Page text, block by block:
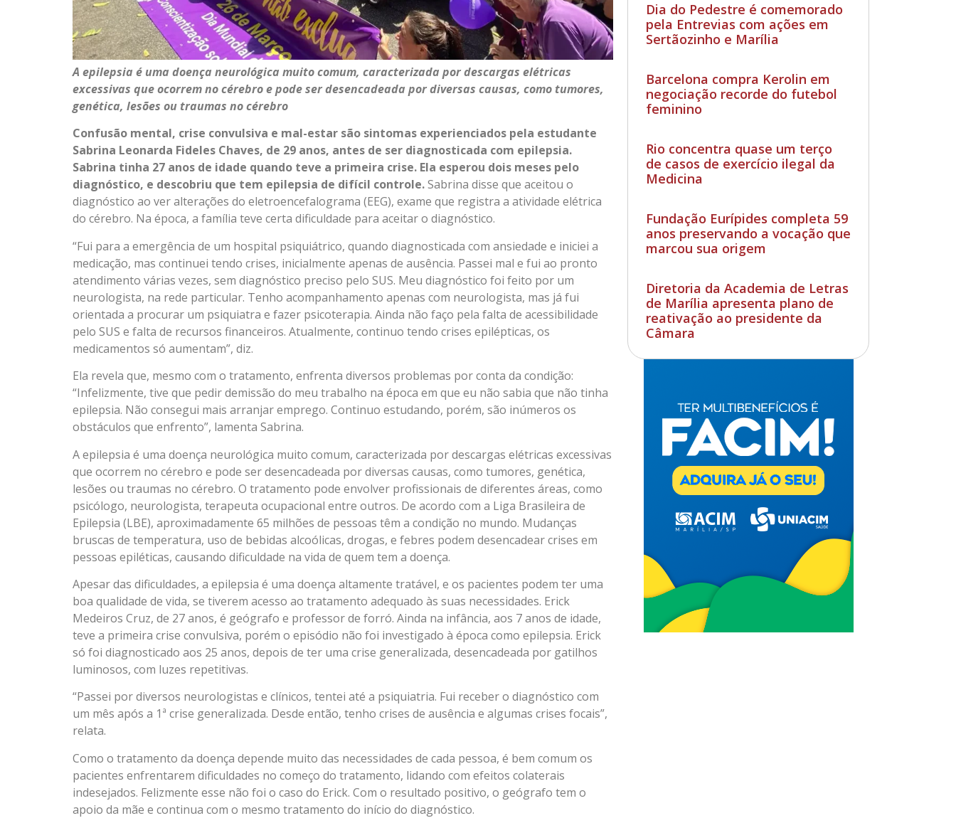
Dia do Pedestre é comemorado
pela Entrevias com ações em
Sertãozinho e Marília
Barcelona compra Kerolin em
negociação recorde do futebol
feminino
Rio concentra quase um terço
de casos de exercício ilegal da
Medicina
Fundação Eurípides completa 59
anos preservando a vocação que
marcou sua origem
Diretoria da Academia de Letras
de Marília apresenta plano de
reativação ao presidente da
Câmara
A epilepsia é uma doença neurológica muito comum, caracterizada por descargas elétricas
excessivas que ocorrem no cérebro e pode ser desencadeada por diversas causas, como tumores,
genética, lesões ou traumas no cérebro
Confusão mental, crise convulsiva e mal-estar são sintomas experienciados pela estudante
Sabrina Leonarda Fideles Chaves, de 29 anos, antes de ser diagnosticada com epilepsia.
Sabrina tinha 27 anos de idade quando teve a primeira crise. Ela esperou dois meses pelo
diagnóstico, e descobriu que tem epilepsia de difícil controle.Sabrina disse que aceitou o
diagnóstico ao ver alterações do eletroencefalograma (EEG), exame que registra a atividade elétrica
do cérebro. Na época, a família teve certa dificuldade para aceitar o diagnóstico.
“Fui para a emergência de um hospital psiquiátrico, quando diagnosticada com ansiedade e iniciei a
medicação, mas continuei tendo crises, inicialmente apenas de ausência. Passei mal e fui ao pronto
atendimento várias vezes, sem diagnóstico preciso pelo SUS. Meu diagnóstico foi feito por um
neurologista, na rede particular. Tenho acompanhamento apenas com neurologista, mas já fui
orientada a procurar um psiquiatra e fazer psicoterapia. Ainda não faço pela falta de acessibilidade
pelo SUS e falta de recursos financeiros. Atualmente, continuo tendo crises epilépticas, os
medicamentos só aumentam”, diz.
Ela revela que, mesmo com o tratamento, enfrenta diversos problemas por conta da condição:
“Infelizmente, tive que pedir demissão do meu trabalho na época em que eu não sabia que não tinha
epilepsia. Não consegui mais arranjar emprego. Continuo estudando, porém, são inúmeros os
obstáculos que enfrento”, lamenta Sabrina.
A epilepsia é uma doença neurológica muito comum, caracterizada por descargas elétricas excessivas
que ocorrem no cérebro e pode ser desencadeada por diversas causas, como tumores, genética,
lesões ou traumas no cérebro. O tratamento pode envolver profissionais de diferentes áreas, como
psicólogo, neurologista, terapeuta ocupacional entre outros. De acordo com a Liga Brasileira de
Epilepsia (LBE), aproximadamente 65 milhões de pessoas têm a condição no mundo. Mudanças
bruscas de temperatura, uso de bebidas alcoólicas, drogas, e febres podem desencadear crises em
pessoas epiléticas, causando dificuldade na vida de quem tem a doença.
Apesar das dificuldades, a epilepsia é uma doença altamente tratável, e os pacientes podem ter uma
boa qualidade de vida, se tiverem acesso ao tratamento adequado às suas necessidades. Erick
Medeiros Cruz, de 27 anos, é geógrafo e professor de forró. Ainda na infância, aos 7 anos de idade,
teve a primeira crise convulsiva, porém o episódio não foi investigado à época como epilepsia. Erick
só foi diagnosticado aos 25 anos, depois de ter uma crise generalizada, desencadeada por gatilhos
luminosos, com luzes repetitivas.
“Passei por diversos neurologistas e clínicos, tentei até a psiquiatria. Fui receber o diagnóstico com
um mês após a 1ª crise generalizada. Desde então, tenho crises de ausência e algumas crises focais”,
relata.
Como o tratamento da doença depende muito das necessidades de cada pessoa, é bem comum os
pacientes enfrentarem dificuldades no começo do tratamento, lidando com efeitos colaterais
indesejados. Felizmente esse não foi o caso do Erick. Com o resultado positivo, o geógrafo tem o
apoio da mãe e continua com o mesmo tratamento do início do diagnóstico.